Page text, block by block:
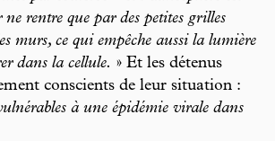
rentre que par des petites grilles
murs, ce qui empêche aussi la lumière
dans la cellule. » Et les détenus
conscients de leur situation :
à une épidémie virale dans